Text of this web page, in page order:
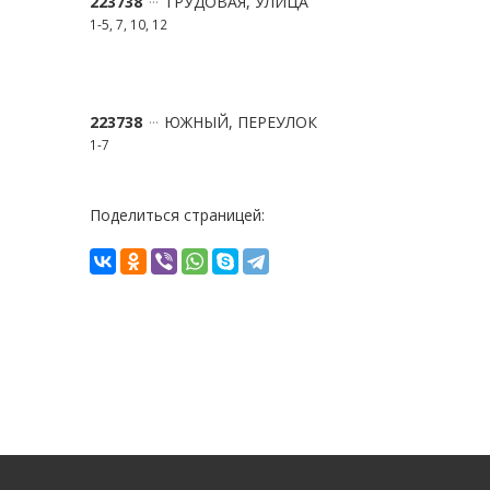
1-5, 7, 10, 12
223738 ЮЖНЫЙ, ПЕРЕУЛОК
1-7
Поделиться страницей: